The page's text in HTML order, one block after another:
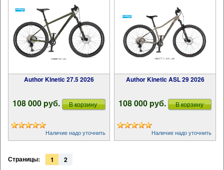
Author Kinetic 27.5 2026
108 000 pуб. В корзину
Наличие надо уточнить
Author Kinetic ASL 29 2026
108 000 pуб. В корзину
Наличие надо уточнить
Страницы: 1 2